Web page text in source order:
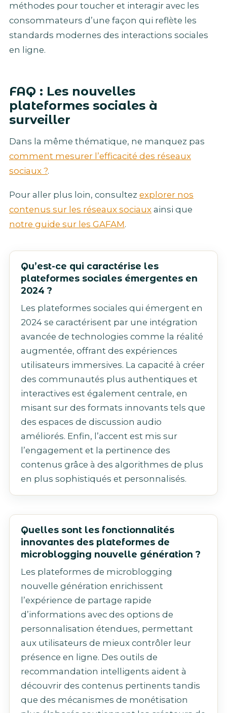
méthodes pour toucher et interagir avec les
consommateurs d’une façon qui reflète les
standards modernes des interactions sociales
en ligne.
FAQ : Les nouvelles
plateformes sociales à
surveiller
Dans la même thématique, ne manquez pas
comment mesurer l’efficacité des réseaux
sociaux ?.
Pour aller plus loin, consultez explorer nos
contenus sur les réseaux sociaux ainsi que
notre guide sur les GAFAM.
Qu’est-ce qui caractérise les
plateformes sociales émergentes en
2024 ?
Les plateformes sociales qui émergent en
2024 se caractérisent par une intégration
avancée de technologies comme la réalité
augmentée, offrant des expériences
utilisateurs immersives. La capacité à créer
des communautés plus authentiques et
interactives est également centrale, en
misant sur des formats innovants tels que
des espaces de discussion audio
améliorés. Enfin, l’accent est mis sur
l’engagement et la pertinence des
contenus grâce à des algorithmes de plus
en plus sophistiqués et personnalisés.
Quelles sont les fonctionnalités
innovantes des plateformes de
microblogging nouvelle génération ?
Les plateformes de microblogging
nouvelle génération enrichissent
l’expérience de partage rapide
d’informations avec des options de
personnalisation étendues, permettant
aux utilisateurs de mieux contrôler leur
présence en ligne. Des outils de
recommandation intelligents aident à
découvrir des contenus pertinents tandis
que des mécanismes de monétisation